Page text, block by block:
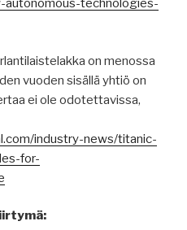
autonomous-technologies-
on menossa
vuoden sisällä yhtiö on
ei ole odotettavissa,
industry-news/titanic-
for-